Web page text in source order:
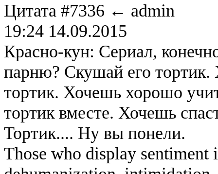
Цитата #7336 ← admin
19:24 14.09.2015
Красно-кун: Сериал,
парню? Скушай его
тортик. Хочешь хорошо
тортик вместе. Хочешь
Тортик.... Ну вы понели.
Those who display